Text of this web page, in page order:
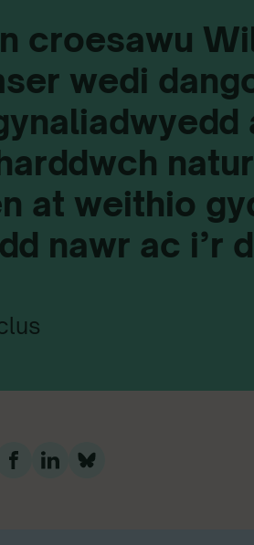
croesawu
wedi
at weithio
nawr ac i’r